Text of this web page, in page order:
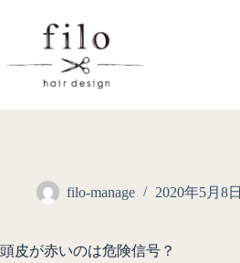
filo-manage 2020年5月8日
頭皮が赤いのは危険信号？